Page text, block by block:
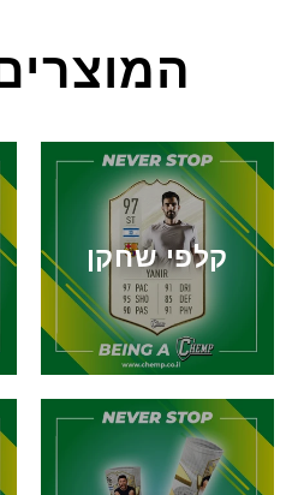
קלפי שחקן